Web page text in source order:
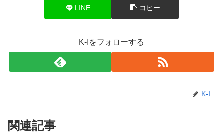
LINE コピー
K-Iをフォローする
K-I
関連記事